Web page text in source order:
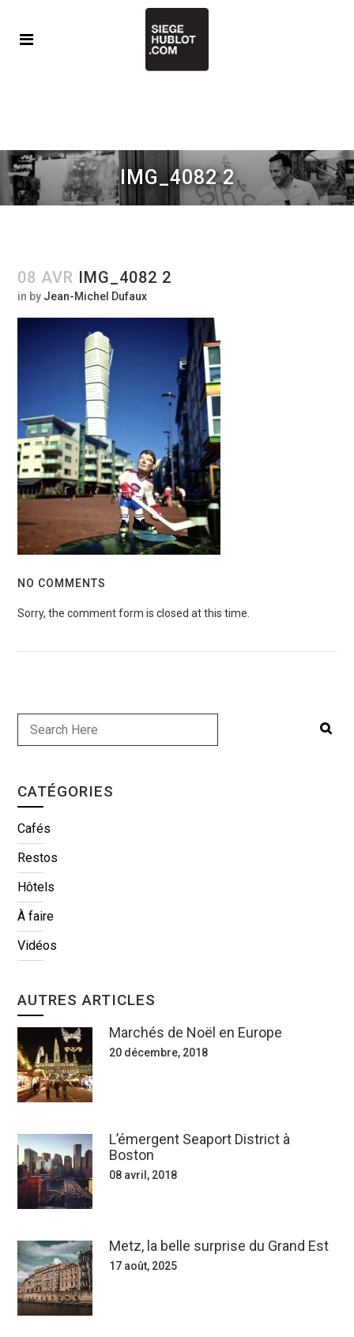
IMG_4082 2
08 AVR IMG_4082 2
in by Jean-Michel Dufaux
NO COMMENTS
Sorry, the comment form is closed at this time.
CATÉGORIES
Cafés
Restos
Hôtels
À faire
Vidéos
AUTRES ARTICLES
Marchés de Noël en Europe
20 décembre, 2018
L’émergent Seaport District à
Boston
08 avril, 2018
Metz, la belle surprise du Grand Est
17 août, 2025